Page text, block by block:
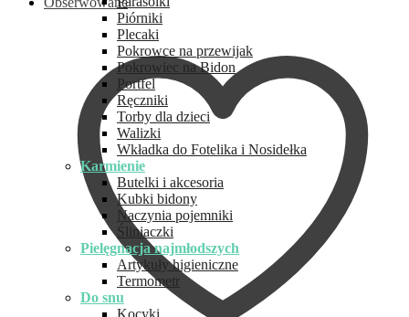
Piórniki
Plecaki
Pokrowce na przewijak
Pokrowiec na Bidon
Portfel
Ręczniki
Torby dla dzieci
Walizki
Wkładka do Fotelika i Nosidełka
Karmienie
Butelki i akcesoria
Kubki bidony
Naczynia pojemniki
Śliniaczki
Pielęgnacja najmłodszych
Artykuły higieniczne
Termometr
Do snu
Kocyki